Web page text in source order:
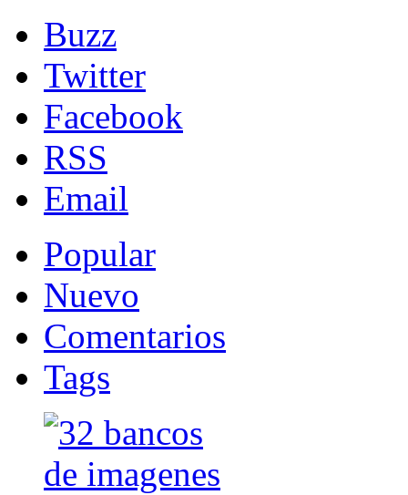
Buzz
Twitter
Facebook
RSS
Email
Popular
Nuevo
Comentarios
Tags